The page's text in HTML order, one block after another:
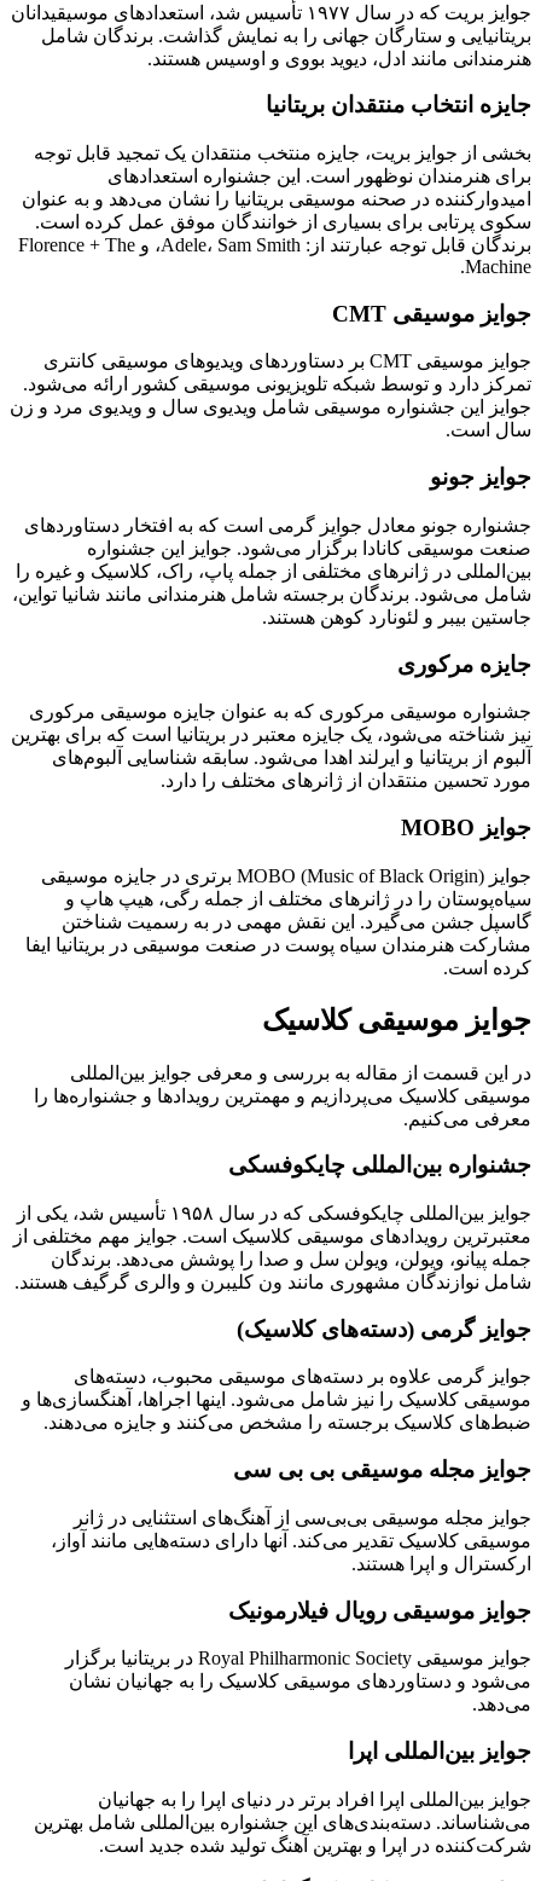
جوایز بریت که در سال ۱۹۷۷ تأسیس شد، استعدادهای موسیقیدانان
بریتانیایی و ستارگان جهانی را به نمایش گذاشت. برندگان شامل
هنرمندانی مانند ادل، دیوید بووی و اوسیس هستند.
جایزه انتخاب منتقدان بریتانیا
بخشی از جوایز بریت، جایزه منتخب منتقدان یک تمجید قابل توجه
برای هنرمندان نوظهور است. این جشنواره استعدادهای
امیدوارکننده در صحنه موسیقی بریتانیا را نشان می‌دهد و به عنوان
سکوی پرتابی برای بسیاری از خوانندگان موفق عمل کرده است.
برندگان قابل توجه عبارتند از: Adele، Sam Smith، و Florence + The
Machine.
جوایز موسیقیCMT
جوایز موسیقی CMT بر دستاوردهای ویدیوهای موسیقی کانتری
تمرکز دارد و توسط شبکه تلویزیونی موسیقی کشور ارائه می‌شود.
جوایز این جشنواره موسیقی شامل ویدیوی سال و ویدیوی مرد و زن
سال است.
جوایز جونو
جشنواره جونو معادل جوایز گرمی است که به افتخار دستاوردهای
صنعت موسیقی کانادا برگزار می‌شود. جوایز این جشنواره
بین‌المللی در ژانرهای مختلفی از جمله پاپ، راک، کلاسیک و غیره را
شامل می‌شود. برندگان برجسته شامل هنرمندانی مانند شانیا تواین،
جاستین بیبر و لئونارد کوهن هستند.
جایزه مرکوری
جشنواره موسیقی مرکوری که به عنوان جایزه موسیقی مرکوری
نیز شناخته می‌شود، یک جایزه معتبر در بریتانیا است که برای بهترین
آلبوم از بریتانیا و ایرلند اهدا می‌شود. سابقه شناسایی آلبوم‌های
مورد تحسین منتقدان از ژانرهای مختلف را دارد.
جوایز MOBO
جوایز MOBO (Music of Black Origin) برتری در جایزه موسیقی
سیاه‌پوستان را در ژانرهای مختلف از جمله رگی، هیپ هاپ و
گاسپل جشن می‌گیرد. این نقش مهمی در به رسمیت شناختن
مشارکت هنرمندان سیاه پوست در صنعت موسیقی در بریتانیا ایفا
کرده است.
جوایز موسیقی کلاسیک
در این قسمت از مقاله به بررسی و معرفی جوایز بین‌المللی
موسیقی کلاسیک می‌پردازیم و مهمترین رویدادها و جشنواره‌ها را
معرفی می‌کنیم.
جشنواره بین‌المللی چایکوفسکی
جوایز بین‌ا‌لمللی چایکوفسکی که در سال ۱۹۵۸ تأسیس شد، یکی از
معتبرترین رویدادهای موسیقی کلاسیک است. جوایز مهم مختلفی از
جمله پیانو، ویولن، ویولن سل و صدا را پوشش می‌دهد. برندگان
شامل نوازندگان مشهوری مانند ون کلیبرن و والری گرگیف هستند.
جوایز گرمی (دسته‌های کلاسیک)
جوایز گرمی علاوه بر دسته‌های موسیقی محبوب، دسته‌های
موسیقی کلاسیک را نیز شامل می‌شود. اینها اجراها، آهنگسازی‌ها و
ضبط‌های کلاسیک برجسته را مشخص می‌کنند و جایزه می‌دهند.
جوایز مجله موسیقی بی بی سی
جوایز مجله موسیقی بی‌بی‌سی از آهنگ‌های استثنایی در ژانر
موسیقی کلاسیک تقدیر می‌کند. آنها دارای دسته‌هایی مانند آواز،
ارکسترال و اپرا هستند.
جوایز موسیقی رویال فیلارمونیک
جوایز موسیقی Royal Philharmonic Society در بریتانیا برگزار
می‌شود و دستاوردهای موسیقی کلاسیک را به جهانیان نشان
می‌دهد.
جوایز بین‌المللی اپرا
جوایز بین‌المللی اپرا افراد برتر در دنیای اپرا را به جهانیان
می‌شناساند. دسته‌بندی‌های این جشنواره بین‌المللی شامل بهترین
شرکت‌کننده در اپرا و بهترین آهنگ تولید شده جدید است.